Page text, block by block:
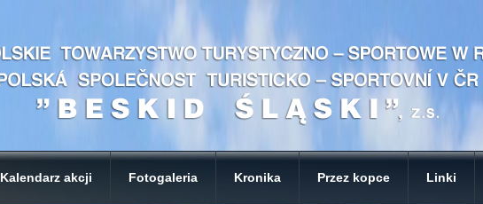
Kalendarz akcji Fotogaleria Kronika Przez kopce Linki